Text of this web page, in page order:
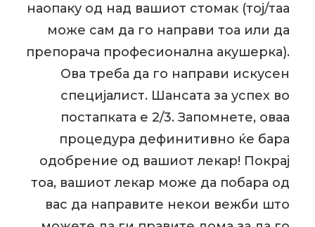
наопаку од над вашиот стомак (тој/таа
може сам да го направи тоа или да
препорача професионална акушерка).
Ова треба да го направи искусен
специјалист. Шансата за успех во
постапката е 2/3. Запомнете, оваа
процедура дефинитивно ќе бара
одобрение од вашиот лекар! Покрај
тоа, вашиот лекар може да побара од
вас да направите некои вежби што